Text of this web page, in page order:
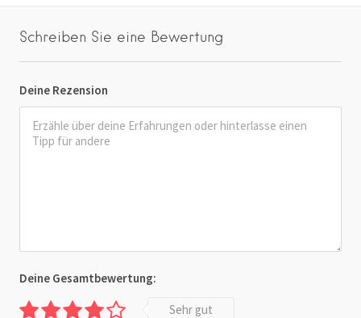
Schreiben Sie eine Bewertung
Deine Rezension
Deine Gesamtbewertung:
Sehr gut